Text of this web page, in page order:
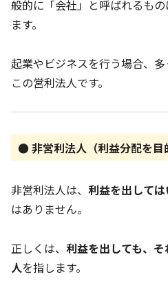
般的に「会社」と呼ばれるも
ます。
起業やビジネスを行う場合、
この営利法人です。
● 非営利法人（利益分配を目
非営利法人は、 利益を出して
はありません。
正しくは、 利益を出しても、
人を指します。